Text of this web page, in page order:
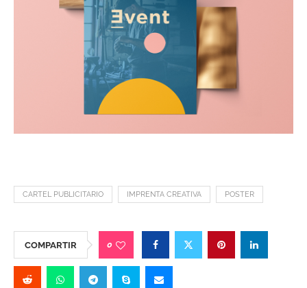
CARTEL PUBLICITARIO IMPRENTA CREATIVA POSTER
COMPARTIR 0